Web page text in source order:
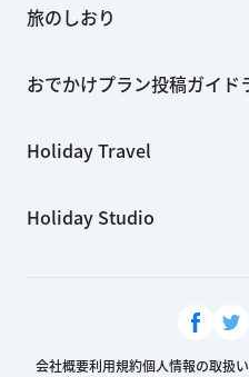
旅のしおり
おでかけプラン投稿ガイド
Holiday Travel
Holiday Studio
会社概要利用規約個人情報の取扱